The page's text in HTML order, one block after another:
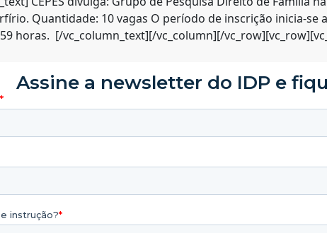
Quantidade: 10 vagas O período de inscrição inicia-
horas. [/vc_column_text][/vc_column][/
Assine a newsletter do IDP e